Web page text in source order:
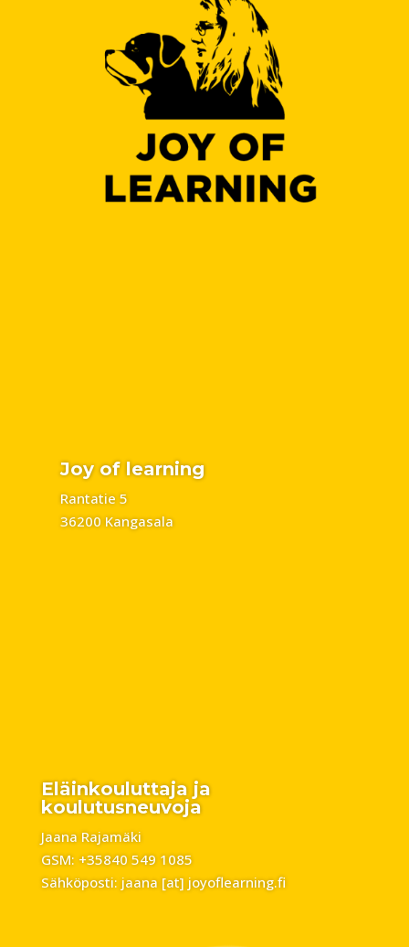
Joy of learning
Rantatie 5
36200 Kangasala
Eläinkouluttaja ja
koulutusneuvoja
Jaana Rajamäki
GSM: +35840 549 1085
Sähköposti: jaana [at] joyoflearning.fi